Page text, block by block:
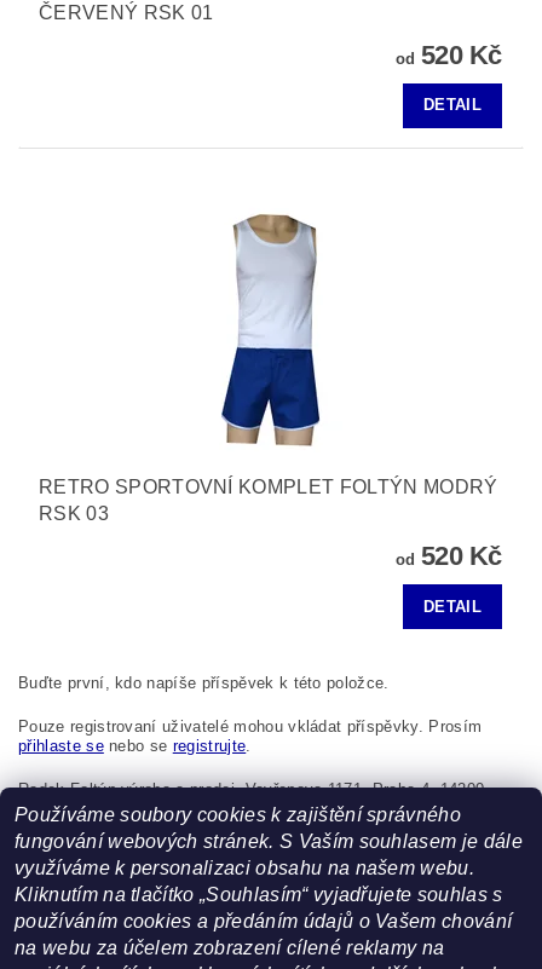
ČERVENÝ RSK 01
od 520 Kč
DETAIL
RETRO SPORTOVNÍ KOMPLET FOLTÝN MODRÝ
RSK 03
od 520 Kč
DETAIL
Buďte první, kdo napíše příspěvek k této položce.
Pouze registrovaní uživatelé mohou vkládat příspěvky. Prosím
přihlaste senebo se registrujte
Radek Foltýn výroba a prodej, Vavřenova 1171, Praha 4, 14200,
Česká republika, foltynradek@seznam.cz
Používáme soubory cookies k zajištění správného
fungování webových stránek. S Vaším souhlasem je dále
využíváme k personalizaci obsahu na našem webu.
Kliknutím na tlačítko „Souhlasím“ vyjadřujete souhlas s
používáním cookies a předáním údajů o Vašem chování
na webu za účelem zobrazení cílené reklamy na